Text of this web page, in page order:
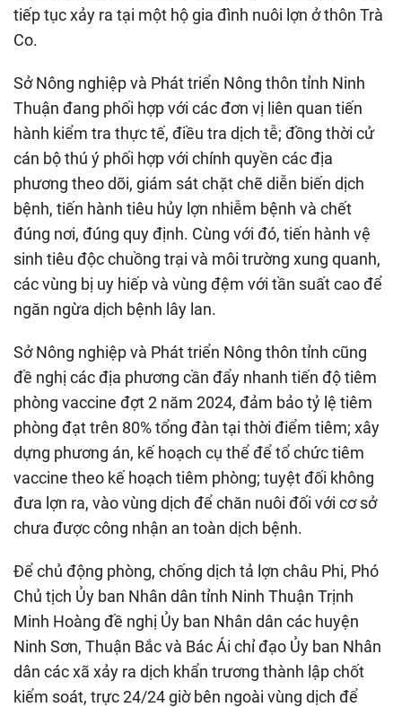
tiếp tục xảy ra tại một hộ gia đình nuôi lợn ở thôn Trà
Co.
Sở Nông nghiệp và Phát triển Nông thôn tỉnh Ninh
Thuận đang phối hợp với các đơn vị liên quan tiến
hành kiểm tra thực tế, điều tra dịch tễ; đồng thời cử
cán bộ thú ý phối hợp với chính quyền các địa
phương theo dõi, giám sát chặt chẽ diễn biến dịch
bệnh, tiến hành tiêu hủy lợn nhiễm bệnh và chết
đúng nơi, đúng quy định. Cùng với đó, tiến hành vệ
sinh tiêu độc chuồng trại và môi trường xung quanh,
các vùng bị uy hiếp và vùng đệm với tần suất cao để
ngăn ngừa dịch bệnh lây lan.
Sở Nông nghiệp và Phát triển Nông thôn tỉnh cũng
đề nghị các địa phương cần đẩy nhanh tiến độ tiêm
phòng vaccine đợt 2 năm 2024, đảm bảo tỷ lệ tiêm
phòng đạt trên 80% tổng đàn tại thời điểm tiêm; xây
dựng phương án, kế hoạch cụ thể để tổ chức tiêm
vaccine theo kế hoạch tiêm phòng; tuyệt đối không
đưa lợn ra, vào vùng dịch để chăn nuôi đối với cơ sở
chưa được công nhận an toàn dịch bệnh.
Để chủ động phòng, chống dịch tả lợn châu Phi, Phó
Chủ tịch Ủy ban Nhân dân tỉnh Ninh Thuận Trịnh
Minh Hoàng đề nghị Ủy ban Nhân dân các huyện
Ninh Sơn, Thuận Bắc và Bác Ái chỉ đạo Ủy ban Nhân
dân các xã xảy ra dịch khẩn trương thành lập chốt
kiểm soát, trực 24/24 giờ bên ngoài vùng dịch để